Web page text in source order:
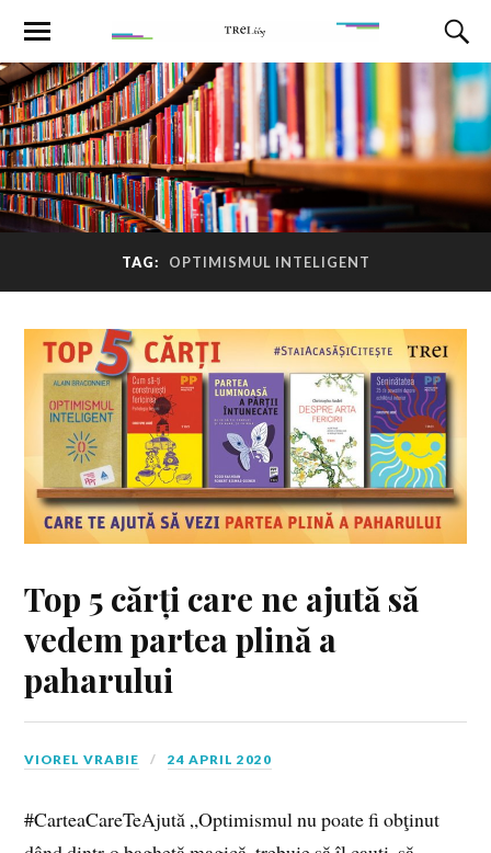
TAG: OPTIMISMUL INTELIGENT
Top 5 cărți care ne ajută să
vedem partea plină a
paharului
VIOREL VRABIE 24 APRIL 2020
#CarteaCareTeAjută „Optimismul nu poate fi obţinut